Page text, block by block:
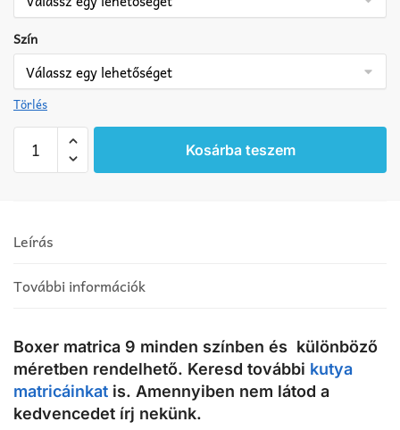
Szín
Törlés
matrica
9
Kosárba teszem
Leírás
További információk
Boxer matrica 9 minden színben és különböző
méretben rendelhető. Keresd további kutya
matricáinkat is. Amennyiben nem látod a
kedvencedet írj nekünk.